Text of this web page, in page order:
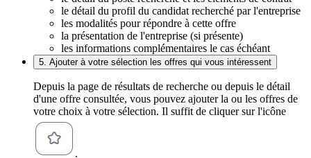
le détail du profil du candidat recherché par l'entreprise
les modalités pour répondre à cette offre
la présentation de l'entreprise (si présente)
les informations complémentaires le cas échéant
5. Ajouter à votre sélection les offres qui vous intéressent
Depuis la page de résultats de recherche ou depuis le détail
d'une offre consultée, vous pouvez ajouter la ou les offres de
votre choix à votre sélection. Il suffit de cliquer sur l'icône
.